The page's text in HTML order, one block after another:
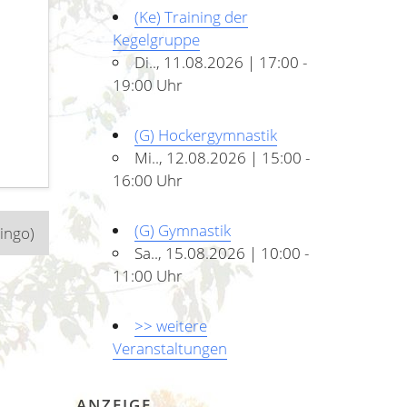
(Ke) Training der
Kegelgruppe
Di.., 11.08.2026 | 17:00 -
19:00 Uhr
(G) Hockergymnastik
Mi.., 12.08.2026 | 15:00 -
16:00 Uhr
(G) Gymnastik
Sa.., 15.08.2026 | 10:00 -
11:00 Uhr
>> weitere
Veranstaltungen